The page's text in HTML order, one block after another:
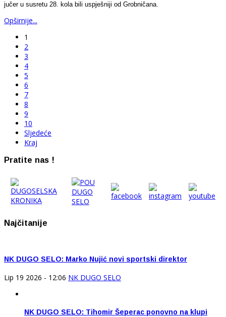
jučer u susretu 28. kola bili uspješniji od Grobničana.
Opširnije...
1
2
3
4
5
6
7
8
9
10
Sljedeće
Kraj
Pratite nas !
Najčitanije
NK DUGO SELO: Marko Nujić novi sportski direktor
Lip 19 2026 - 12:06 NK DUGO SELO
NK DUGO SELO: Tihomir Šeperac ponovno na klupi